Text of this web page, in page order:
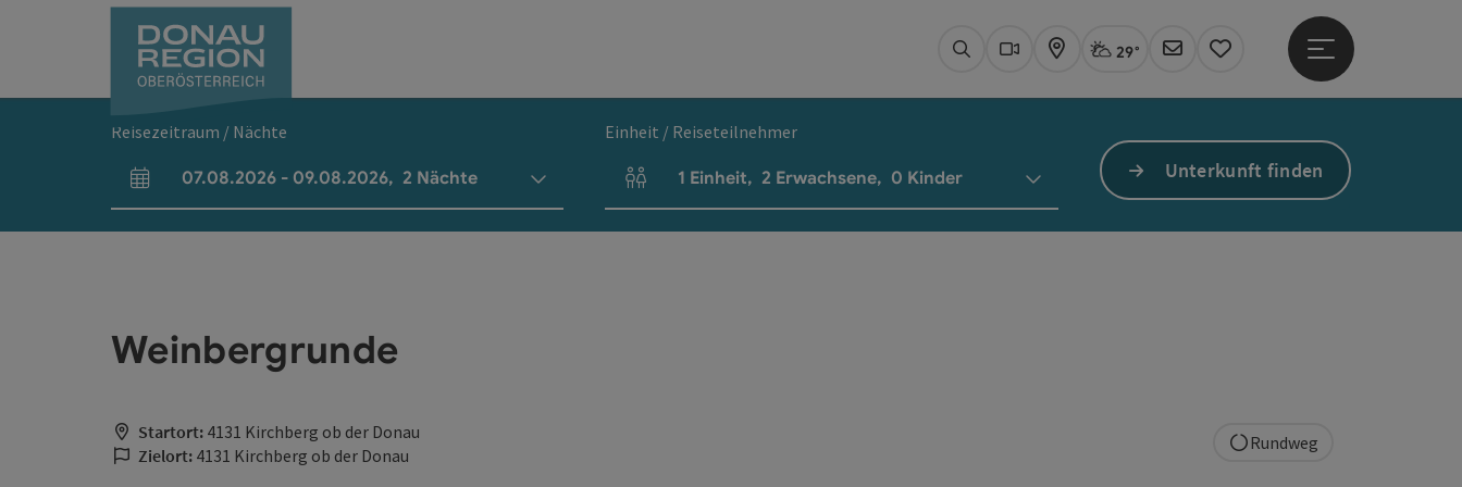
SuchenWebcams
KarteAktuelles Wetter Linz, stark bewölkt
29°
Newsletter
Merkzettel
Hauptmenü öffnen
Reisezeitraum / Nächte
An- und Abreisefelder
07.08.2026 - 09.08.2026, 2 Nächte
Einheit / Reiseteilnehmer
Einheitenanzahl und Personenfelder
1 Einheit, 2 Erwachsene, 0 Kinder Unterkunft finden
Weinbergrunde
Startort: 4131 Kirchberg ob der Donau
Zielort: 4131 Kirchberg ob der Donau
Rundweg